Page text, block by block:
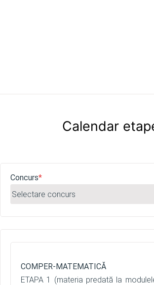
Calendar
Concurs*
COMPER-MATEMATICĂ
ETAPA 1 (materia predată la